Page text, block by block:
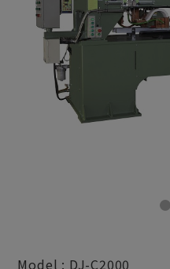
Model : DJ-C2000